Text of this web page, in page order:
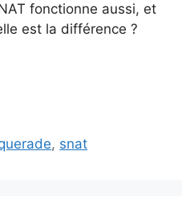
fonctionne aussi, et
est la différence ?
, snat